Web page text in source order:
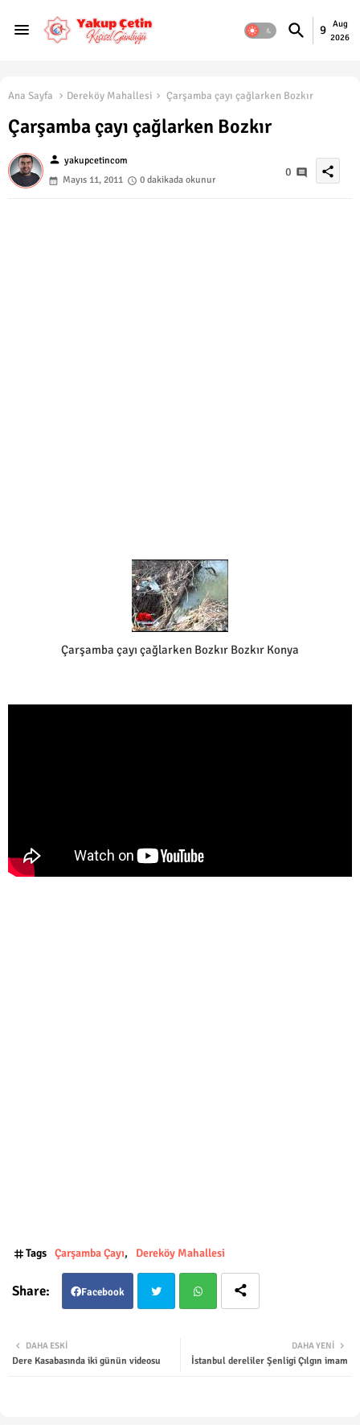
9
Aug
2026
Ana Sayfa Dereköy Mahallesi Çarşamba çayı çağlarken Bozkır
Çarşamba çayı çağlarken Bozkır
person yakupcetincom
Mayıs 11, 2011
0 dakikada okunur
0 share
Çarşamba çayı çağlarken Bozkır Bozkır Konya
Tags Çarşamba Çayı Dereköy Mahallesi
Facebook
ter tsap
DAHA YENI
İstanbul dereliler Şenligi Çılgın imam
DAHA ESKI
Dere Kasabasında iki günün videosu